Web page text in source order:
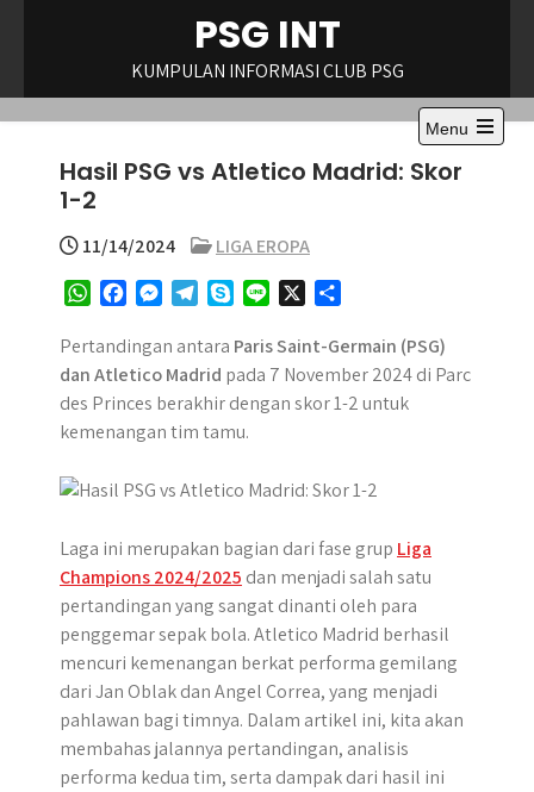
PSG INT
KUMPULAN INFORMASI CLUB PSG
Menu
Open
the
Hasil PSG vs Atletico Madrid: Skor
1-2
11/14/2024
LIGA EROPA
W
a
t
s
A
c
e
b
o
s
s
e
n
r
l
e
g
r
y
p
e
n
e
a
r
e
Pertandingan antara Paris Saint-Germain (PSG)
dan Atletico Madrid pada 7 November 2024 di Parc
des Princes berakhir dengan skor 1-2 untuk
kemenangan tim tamu.
Laga ini merupakan bagian dari fase grup Liga
Champions 2024/2025 dan menjadi salah satu
pertandingan yang sangat dinanti oleh para
penggemar sepak bola. Atletico Madrid berhasil
mencuri kemenangan berkat performa gemilang
dari Jan Oblak dan Angel Correa, yang menjadi
pahlawan bagi timnya. Dalam artikel ini, kita akan
membahas jalannya pertandingan, analisis
performa kedua tim, serta dampak dari hasil ini